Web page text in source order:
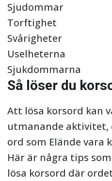
Sjudommar
Torftighet
Svårigheter
Uselheterna
Sjukdommarna
Så löser du
Att lösa korsord kan
utmanande aktivitet,
ord som Elände vara
Här är några tips
lösa korsord där